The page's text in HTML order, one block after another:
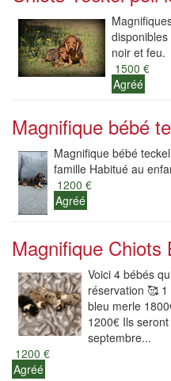
noir et feu.
1500 €
Agréé
Magnifique bébé
Magnifique bébé
famille Habitué au
1200 €
Agréé
Magnifique Chiots
Voici 4 bébés
réservation 🥰
bleu merle
1200€ Ils
septembre...
1200 €
Agréé